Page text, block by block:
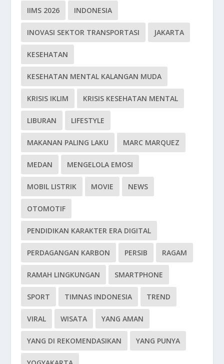
IIMS 2026 INDONESIA
INOVASI SEKTOR TRANSPORTASI JAKARTA
KESEHATAN
KESEHATAN MENTAL KALANGAN MUDA
KRISIS IKLIM KRISIS KESEHATAN MENTAL
LIBURAN LIFESTYLE
MAKANAN PALING LAKU MARC MARQUEZ
MEDAN MENGELOLA EMOSI
MOBIL LISTRIK MOVIE NEWS
OTOMOTIF
PENDIDIKAN KARAKTER ERA DIGITAL
PERDAGANGAN KARBON PERSIB RAGAM
RAMAH LINGKUNGAN SMARTPHONE
SPORT TIMNAS INDONESIA TREND
VIRAL WISATA YANG AMAN
YANG DI REKOMENDASIKAN YANG PUNYA